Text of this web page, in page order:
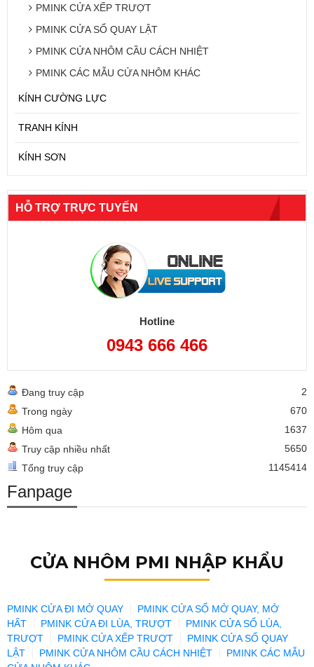
PMINK CỬA XẾP TRƯỢT
PMINK CỬA SỔ QUAY LẬT
PMINK CỬA NHÔM CẦU CÁCH NHIỆT
PMINK CÁC MẪU CỬA NHÔM KHÁC
KÍNH CƯỜNG LỰC
TRANH KÍNH
KÍNH SƠN
HỖ TRỢ TRỰC TUYẾN
Hotline
0943 666 466
Đang truy cập
2
Trong ngày
670
Hôm qua
1637
Truy cập nhiều nhất
5650
Tổng truy cập
1145414
Fanpage
CỬA NHÔM PMI NHẬP KHẨU
PMINK CỬA ĐI MỞ QUAY
PMINK CỬA SỔ MỞ QUAY, MỞ
HẤT
PMINK CỬA ĐI LÙA, TRƯỢT
PMINK CỬA SỔ LÙA,
TRƯỢT
PMINK CỬA XẾP TRƯỢT
PMINK CỬA SỔ QUAY
LẬT
PMINK CỬA NHÔM CẦU CÁCH NHIỆT
PMINK CÁC MẪU